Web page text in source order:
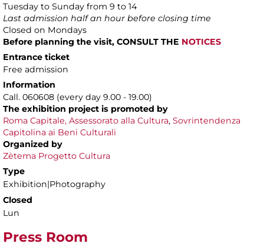
Tuesday to Sunday from 9 to 14
Last admission half an hour before closing time
Closed on Mondays
Before planning the visit, CONSULT THE NOTICES
Entrance ticket
Free admission
Information
Call. 060608 (every day 9.00 - 19.00)
The exhibition project is promoted by
Roma Capitale, Assessorato alla Cultura, Sovrintendenza
Capitolina ai Beni Culturali
Organized by
Zètema Progetto Cultura
Type
Exhibition|Photography
Closed
Lun
Press Room